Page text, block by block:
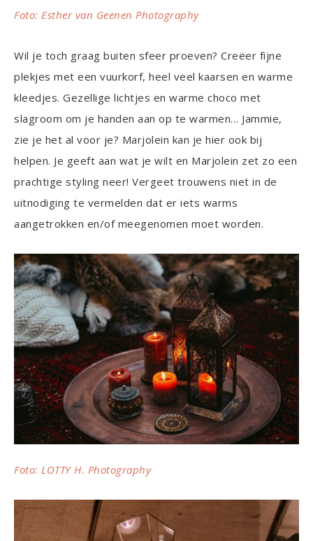
Foto: Esther van Geenen Photography
Wil je toch graag buiten sfeer proeven? Creëer fijne
plekjes met een vuurkorf, heel veel kaarsen en warme
kleedjes. Gezellige lichtjes en warme choco met
slagroom om je handen aan op te warmen… Jammie,
zie je het al voor je? Marjolein kan je hier ook bij
helpen. Je geeft aan wat je wilt en Marjolein zet zo een
prachtige styling neer! Vergeet trouwens niet in de
uitnodiging te vermelden dat er iets warms
aangetrokken en/of meegenomen moet worden.
Foto: LOTTY H. Photography